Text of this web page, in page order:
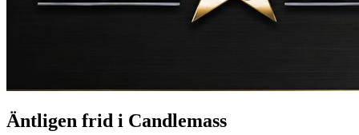
Äntligen frid i Candlemass